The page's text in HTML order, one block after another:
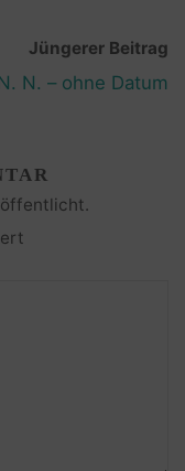
Jüngerer Beitrag
N. – ohne Datum